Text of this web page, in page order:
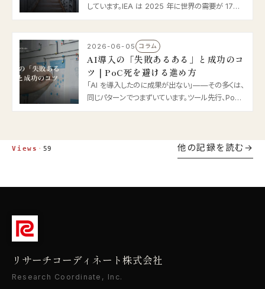
しています。IEA は 2025 年に世界の需要が 17%
しました。2026 年の電力と脱炭素の論点を整理し
ます。
2026-06-05 コラム
AI導入の「失敗あるある」と成功のコ
ツ｜PoC死を避ける進め方
「AI を導入したのに成果が出ない」——その多くは、
同じパターンでつまずいています。ツール先行、PoC
Views · 59 他の記録を読む
リサーチコーディネート株式会社
Research Coordinate, Inc.